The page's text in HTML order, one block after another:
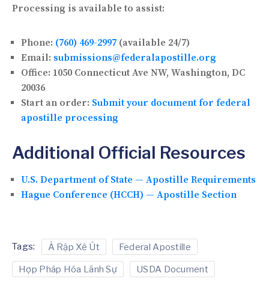
Processing is available to assist:
Phone: (760) 469-2997 (available 24/7)
Email: submissions@federalapostille.org
Office: 1050 Connecticut Ave NW, Washington, DC
20036
Start an order: Submit your document for federal
apostille processing
Additional Official Resources
U.S. Department of State — Apostille Requirements
Hague Conference (HCCH) — Apostille Section
Tags: Ả Rập Xê Út Federal Apostille
Hợp Pháp Hóa Lãnh Sự USDA Document